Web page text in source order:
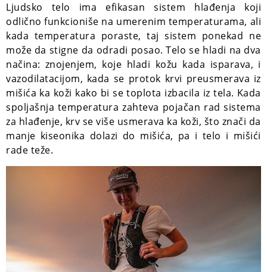
Ljudsko telo ima efikasan sistem hlađenja koji
odlično funkcioniše na umerenim temperaturama, ali
kada temperatura poraste, taj sistem ponekad ne
može da stigne da odradi posao. Telo se hladi na dva
načina: znojenjem, koje hladi kožu kada isparava, i
vazodilatacijom, kada se protok krvi preusmerava iz
mišića ka koži kako bi se toplota izbacila iz tela. Kada
spoljašnja temperatura zahteva pojačan rad sistema
za hlađenje, krv se više usmerava ka koži, što znači da
manje kiseonika dolazi do mišića, pa i telo i mišići
rade teže.